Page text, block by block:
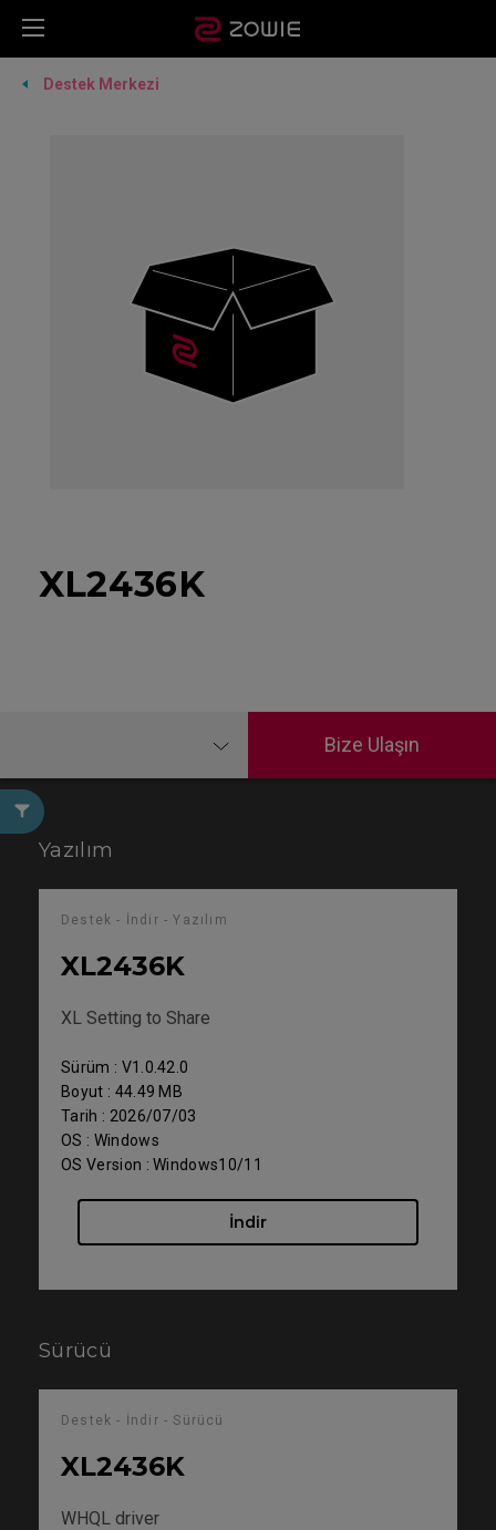
Destek Merkezi
XL2436K
Bize Ulaşın
Yazılım
Destek - İndir - Yazılım
XL2436K
XL Setting to Share
Sürüm : V1.0.42.0
Boyut : 44.49 MB
Tarih : 2026/07/03
OS : Windows
OS Version : Windows10/11
İndir
Sürücü
Destek - İndir - Sürücü
XL2436K
WHQL driver